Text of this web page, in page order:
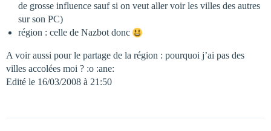
de grosse influence sauf si on veut aller voir les villes des autres
sur son PC)
région : celle de Nazbot donc
A voir aussi pour le partage de la région : pourquoi j’ai pas des
villes accolées moi ? :o :ane:
Edité le 16/03/2008 à 21:50